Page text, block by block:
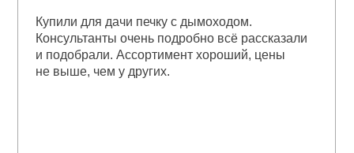
Купили для дачи печку с дымоходом.
Консультанты очень подробно всё рассказали
и подобрали. Ассортимент хороший, цены
не выше, чем у других.